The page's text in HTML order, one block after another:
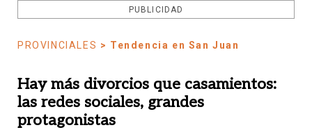
PUBLICIDAD
PROVINCIALES > Tendencia en San Juan
Hay más divorcios que casamientos:
las redes sociales, grandes
protagonistas